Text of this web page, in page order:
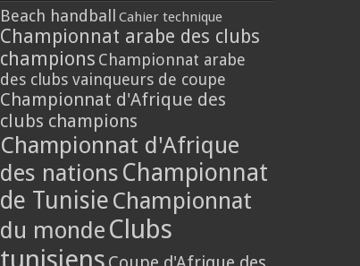
Beach handball Cahier technique
Championnat arabe des clubs
champions Championnat arabe
des clubs vainqueurs de coupe
Championnat d'Afrique des
clubs champions
Championnat d'Afrique
des nations Championnat
de Tunisie Championnat
du monde Clubs
tunisiens